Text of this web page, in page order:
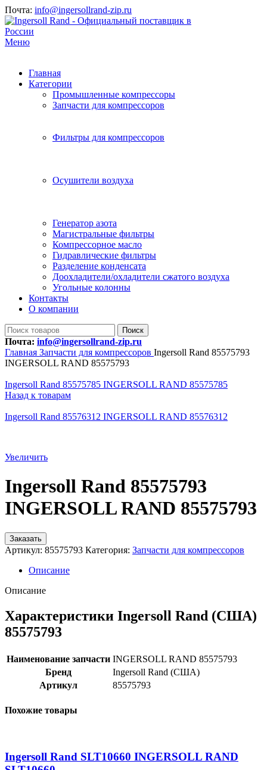
Почта: info@ingersollrand-zip.ru
Меню
Главная
Категории
Промышленные компрессоры
Запчасти для компрессоров
Фильтры для компрессоров
Осушители воздуха
Генератор азота
Магистральные фильтры
Компрессорное масло
Гидравлические фильтры
Разделение конденсата
Доохладители/охладители сжатого воздуха
Угольные колонны
Контакты
О компании
Поиск
Почта: info@ingersollrand-zip.ru
Главная Запчасти для компрессоров Ingersoll Rand 85575793
INGERSOLL RAND 85575793
Ingersoll Rand 85575785 INGERSOLL RAND 85575785
Назад к товарам
Ingersoll Rand 85576312 INGERSOLL RAND 85576312
Увеличить
Ingersoll Rand 85575793
INGERSOLL RAND 85575793
Заказать
Артикул: 85575793 Категория: Запчасти для компрессоров
Описание
Описание
Характеристики Ingersoll Rand (США)
85575793
Наименование запчасти INGERSOLL RAND 85575793
Бренд
Ingersoll Rand (США)
Артикул
85575793
Похожие товары
Ingersoll Rand SLT10660 INGERSOLL RAND